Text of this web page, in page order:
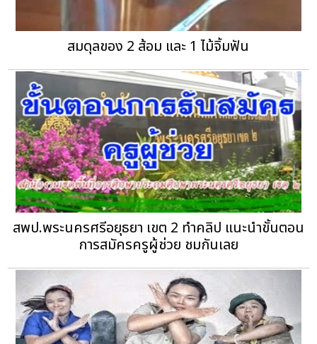
สมดุลของ 2 ส้อม และ 1 ไม้จิ้มฟัน
สพป.พระนครศรีอยุธยา เขต 2 ทำคลิป แนะนำขั้นตอน
การสมัครครูผู้ช่วย ชมกันเลย